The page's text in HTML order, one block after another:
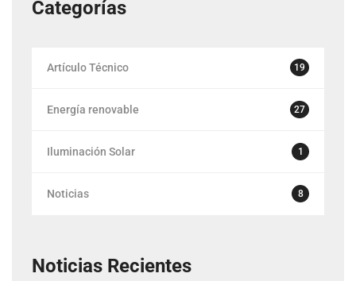
Categorías
Artículo Técnico 19
Energía renovable 27
Iluminación Solar 1
Noticias 8
Noticias Recientes